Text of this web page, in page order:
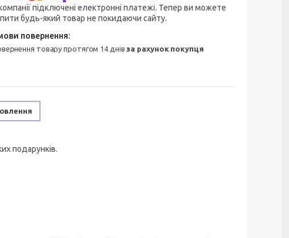
підключені електронні платежі. Тепер ви можете
будь-який товар не покидаючи сайту.
товару протягом 14 днівза рахунок покупця
подарунків.